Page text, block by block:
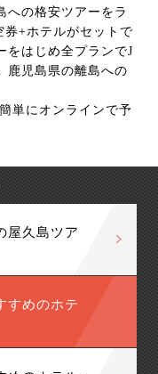
への格安ツアーをラ
+ホテルがセットで
をはじめ全プランでJ
鹿児島県の離島への
単にオンラインで予
屋久島ツア
すめのホテ